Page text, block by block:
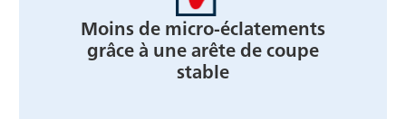
Moins de micro-éclatements
grâce à une arête de coupe
stable